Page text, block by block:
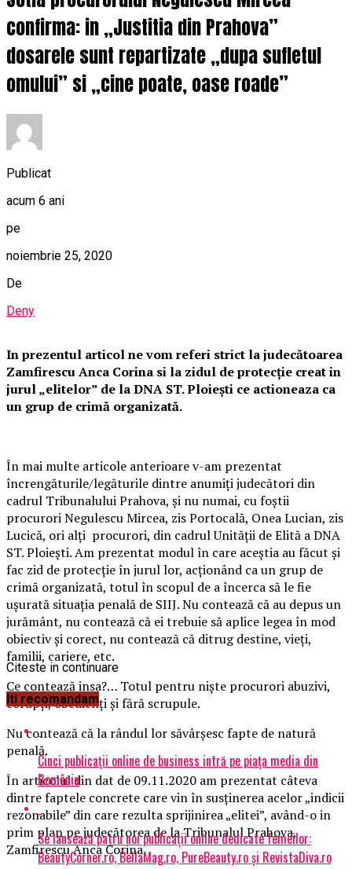
confirma: in „Justitia din Prahova”
dosarele sunt repartizate „dupa sufletul
omului” si „cine poate, oase roade”
Publicat
acum 6 ani
pe
noiembrie 25, 2020
De
Deny
In prezentul articol ne vom referi strict la judecătoarea
Zamfirescu Anca Corina si la zidul de protecție creat in
jurul „elitelor” de la DNA ST. Ploiești ce actioneaza ca
un grup de crimă organizată.
În mai multe articole anterioare v-am prezentat
încrengăturile/legăturile dintre anumiți judecători din
cadrul Tribunalului Prahova, și nu numai, cu foștii
procurori Negulescu Mircea, zis Portocală, Onea Lucian, zis
Lucică, ori alți procurori, din cadrul Unității de Elită a DNA
ST. Ploiești. Am prezentat modul în care aceștia au făcut și
fac zid de protecție în jurul lor, acționând ca un grup de
crimă organizată, totul în scopul de a încerca să le fie
ușurată situația penală de SIIJ. Nu contează că au depus un
jurământ, nu contează că ei trebuie să aplice legea în mod
obiectiv și corect, nu contează că ditrug destine, vieți,
familii, cariere, etc.
Ce contează insa?… Totul pentru niște procurori abuzivi,
corupți, obedienți și fără scrupule.
Nu contează că la rândul lor săvârșesc fapte de natură
penală.
În articolul din dat de 09.11.2020 am prezentat câteva
dintre faptele concrete care vin în susținerea acelor „indicii
rezonabile” din care rezulta sprijinirea „elitei”, având-o in
prim plan pe judecătorea de la Tribunalul Prahova,
Zamfirescu Anca Corina.
Citeste in continuare
Iti recomandam
Cinci publicații online de business intră pe piața media din
România
Se lansează patru noi publicații online dedicate femeilor:
BeautyCorner.ro, BellaMag.ro, PureBeauty.ro și RevistaDiva.ro